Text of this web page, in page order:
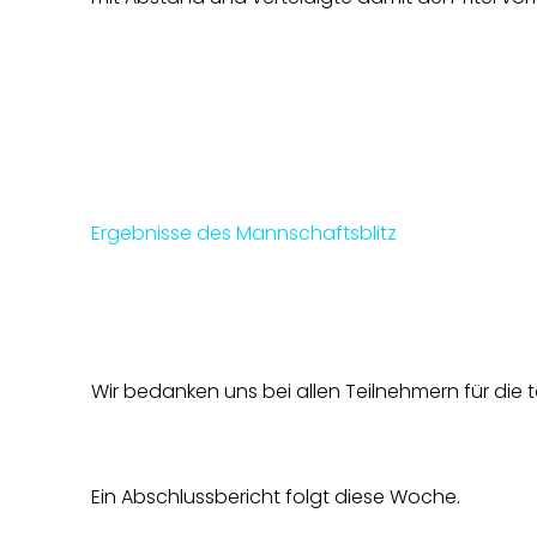
Ergebnisse des Mannschaftsblitz
Wir bedanken uns bei allen Teilnehmern für
Ein Abschlussbericht folgt diese Woche.